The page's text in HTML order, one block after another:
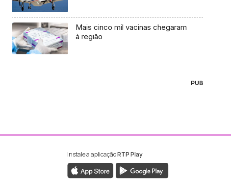
Mais cinco mil vacinas chegaram
à região
PUB
da RTP Madeira
da RTP Madeira
Instale a aplicaçãoRTP Play